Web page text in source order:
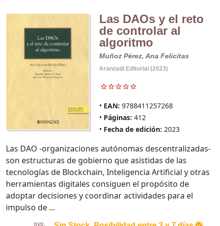
Las DAOs y el reto
de controlar al
algoritmo
Muñoz Pérez, Ana Felicitas
Aranzadi Editorial (2023)
EAN: 9788411257268
Páginas: 412
Fecha de edición: 2023
pvp.
Las DAO -organizaciones autónomas descentralizadas-
son estructuras de gobierno que asistidas de las
tecnologías de Blockchain, Inteligencia Artificial y otras
herramientas digitales consiguen el propósito de
adoptar decisiones y coordinar actividades para el
impulso de ...